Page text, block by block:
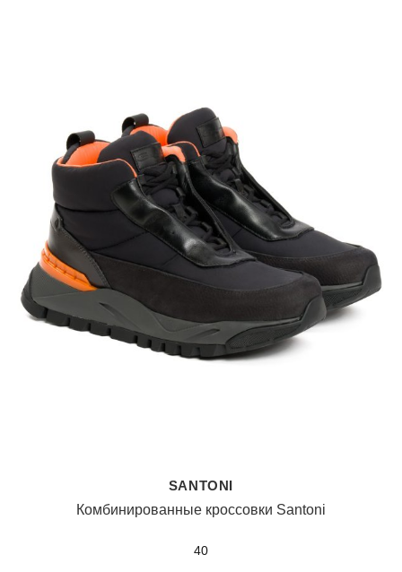
SANTONI
Комбинированные кроссовки Santoni
40